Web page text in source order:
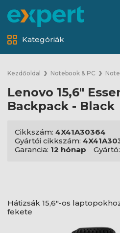
Kategóriák
Kezdőoldal Notebook & PC
Lenovo 15,6"
Backpack - Black
Cikkszám: 4X41A30364
Gyártói cikkszám:
Garancia: 12 hónap Gyártó:
Hátizsák 15,6"-os
fekete